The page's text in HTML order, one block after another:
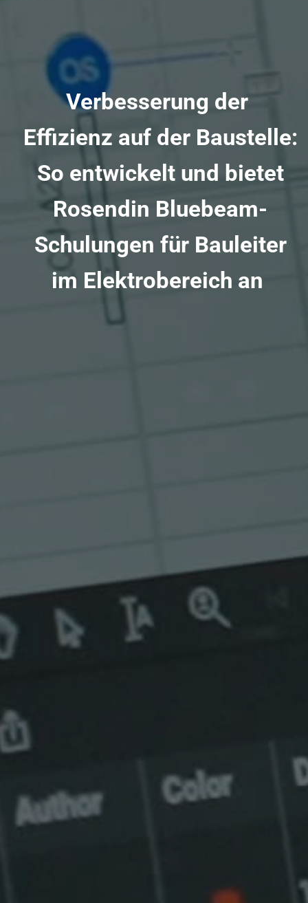
Verbesserung der
Effizienz auf der Baustelle:
So entwickelt und bietet
Rosendin Bluebeam-
Schulungen für Bauleiter
im Elektrobereich an